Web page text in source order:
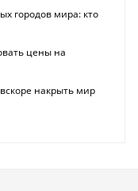
городов мира: кто
цены на
накрыть мир